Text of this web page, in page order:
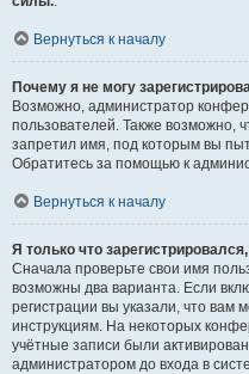
Вернуться к началу
Почему я не могу
Возможно, администратор
пользователей. Также возможно,
запретил имя, под которым вы
Обратитесь за помощью к
Вернуться к началу
Я только что
Сначала проверьте свои имя
возможны два варианта. Если
регистрации вы указали, что вам
инструкциям. На некоторых
учётные записи были
администратором до входа в